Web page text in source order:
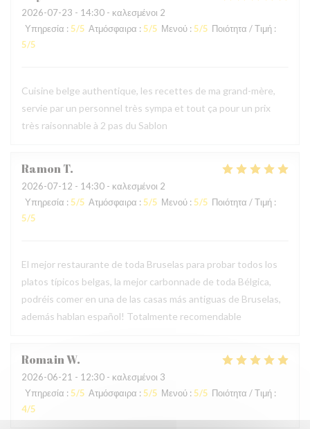
2026-07-23 - 14:30 - καλεσμένοι 2
Υπηρεσία : 5/5 Ατμόσφαιρα : 5/5 Μενού : 5/5 Ποιότητα / Τιμή :
5/5
Cuisine belge authentique, les recettes de ma grand-mère,
servie par un personnel très sympa et tout ça pour un prix
très raisonnable à 2 pas du Sablon
RamonT
2026-07-12 - 14:30 - καλεσμένοι 2
Υπηρεσία : 5/5 Ατμόσφαιρα : 5/5 Μενού : 5/5 Ποιότητα / Τιμή :
5/5
El mejor restaurante de toda Bruselas para probar todos los
platos típicos belgas, la mejor carbonnade de toda Bélgica,
podréis comer en una de las casas más antiguas de Bruselas,
además hablan español! Totalmente recomendable
RomainW
2026-06-21 - 12:30 - καλεσμένοι 3
Υπηρεσία : 5/5 Ατμόσφαιρα : 5/5 Μενού :5/5 Ποιότητα / Τιμή :
4/5